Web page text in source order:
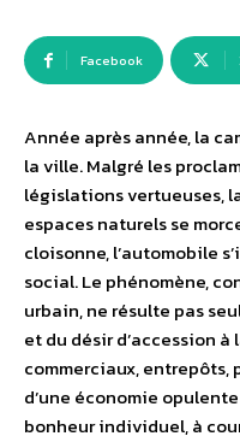
Facebook
Année après année, la
la ville. Malgré les
législations vertueuses,
espaces naturels se
cloisonne, l’automobile
social. Le phénomène,
urbain, ne résulte pas
et du désir d’accession
commerciaux,
d’une économie
bonheur individuel, à